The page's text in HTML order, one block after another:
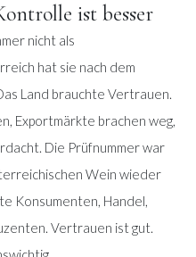
ist besser
nicht als
hat sie nach dem
Land brauchte Vertrauen.
Exportmärkte brachen weg,
Die Prüfnummer war
Wein wieder
Konsumenten, Handel,
Vertrauen ist gut.